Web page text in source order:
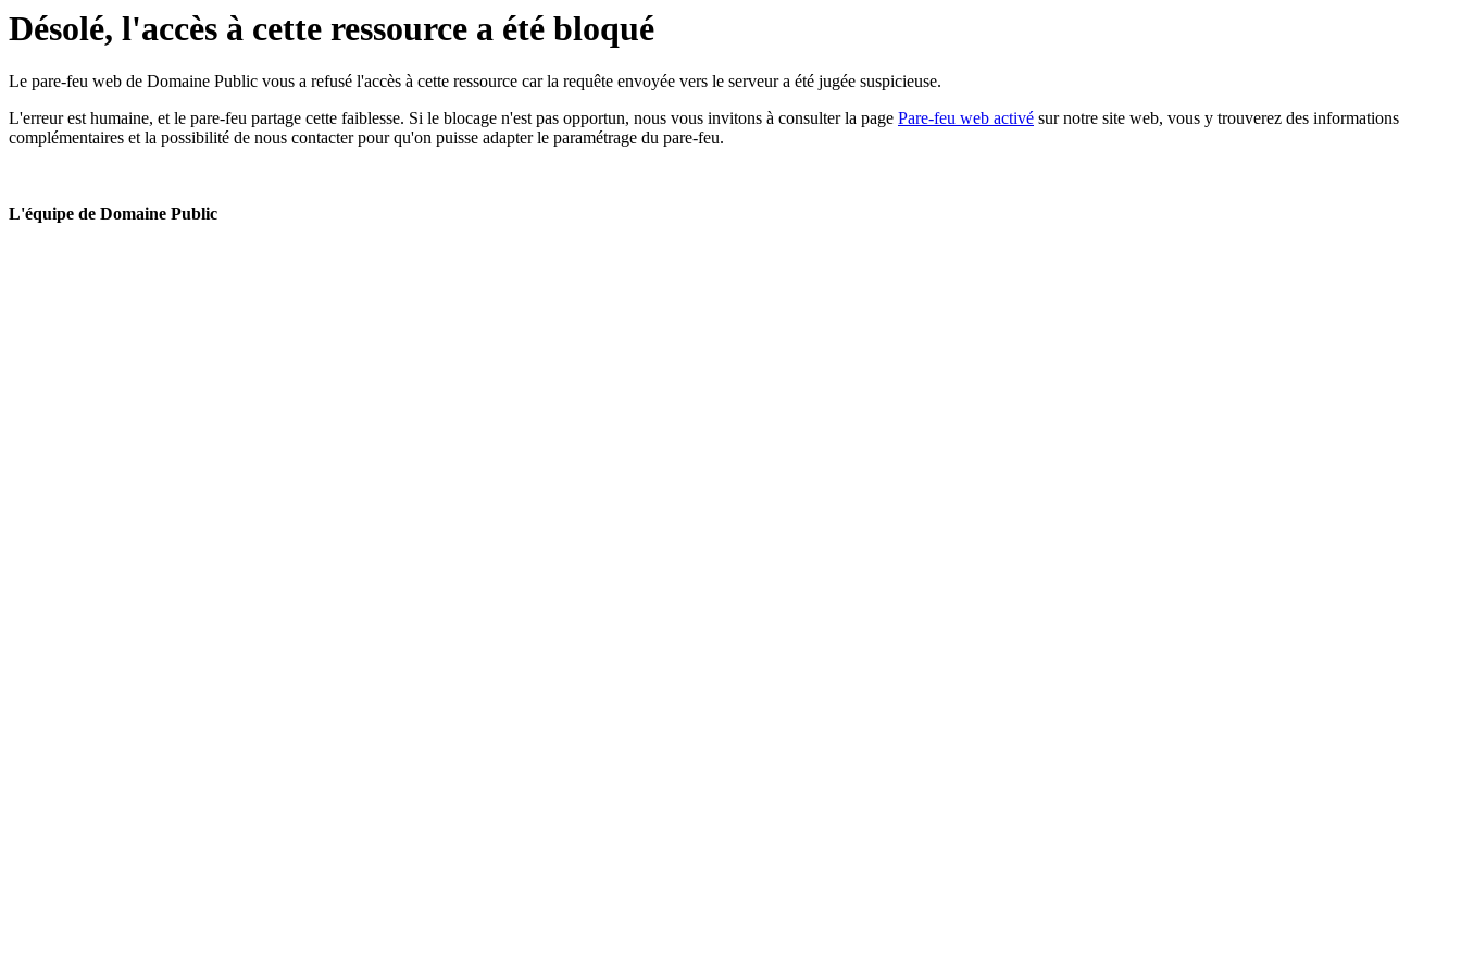
Désolé, l'accès à cette ressource a été bloqué
Le pare-feu web de Domaine Public vous a refusé l'accès à cette ressource car la requête envoyée vers le serveur a été jugée suspicieuse.
L'erreur est humaine, et le pare-feu partage cette faiblesse. Si le blocage n'est pas opportun, nous vous invitons à consulter la page Pare-feu web activé sur notre site web, vous y trouverez des informations
complémentaires et la possibilité de nous contacter pour qu'on puisse adapter le paramétrage du pare-feu.
L'équipe de Domaine Public